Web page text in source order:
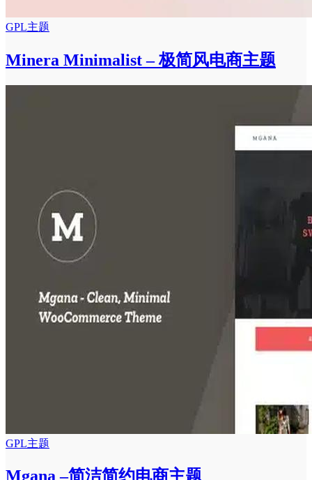
GPL主题
Minera Minimalist – 极简风电商主题
GPL主题
Mgana –简洁简约电商主题